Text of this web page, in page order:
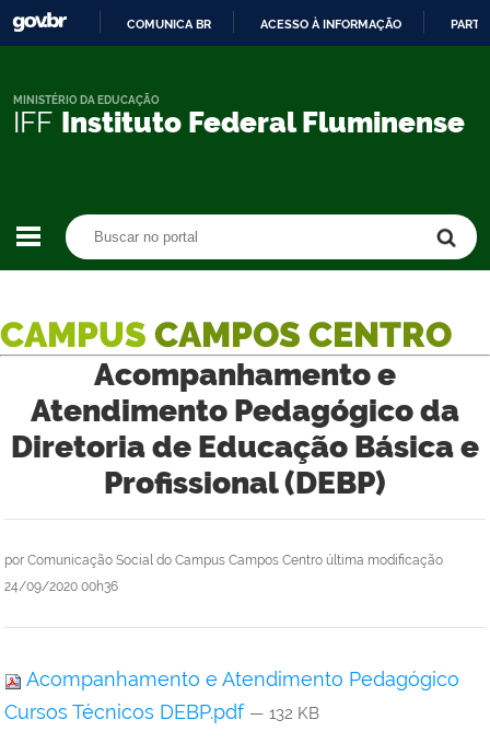
CONTEÚDO
COMUNICA BR ACESSO À INFORMAÇÃO
IFF Instituto Federal Fluminense
MINISTÉRIO DA EDUCAÇÃO
CAMPUS CAMPOS CENTRO
Acompanhamento e
Atendimento Pedagógico da
Diretoria de Educação Básica e
Profissional (DEBP)
por Comunicação Social do Campus Campos Centro última modificação
24/09/2020 00h36
Acompanhamento e Atendimento Pedagógico
Cursos Técnicos DEBP.pdf — 132 KB